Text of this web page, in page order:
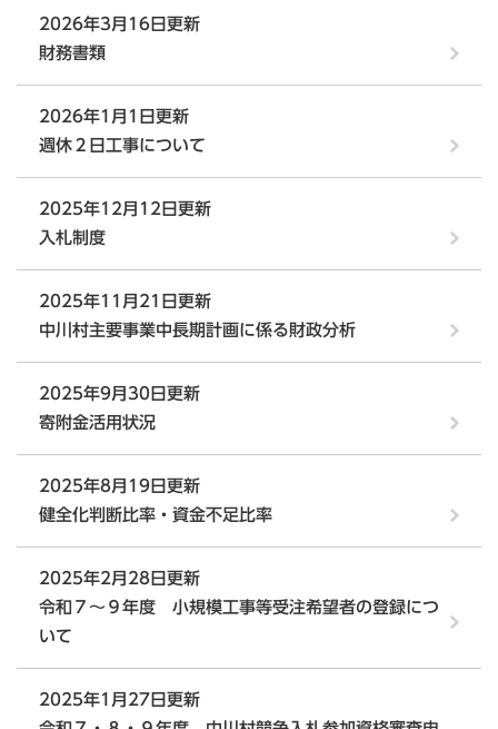
2026年3月16日更新
財務書類
2026年1月1日更新
週休２日工事について
2025年12月12日更新
入札制度
2025年11月21日更新
中川村主要事業中長期計画に係る財政分析
2025年9月30日更新
寄附金活用状況
2025年8月19日更新
健全化判断比率・資金不足比率
2025年2月28日更新
令和７～９年度 小規模工事等受注希望者の登録につ
いて
2025年1月27日更新